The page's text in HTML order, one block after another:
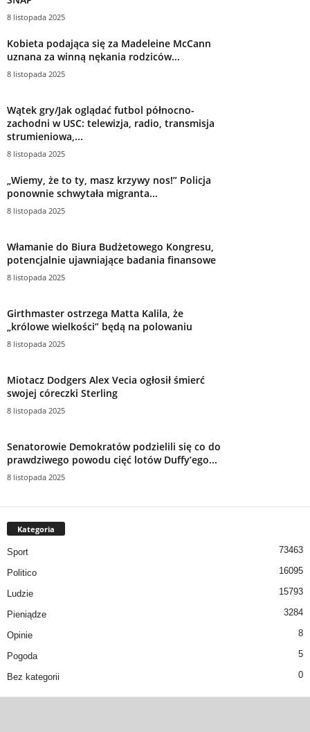
8 listopada 2025
Kobieta podająca się za Madeleine McCann
uznana za winną nękania rodziców...
8 listopada 2025
Wątek gry/Jak oglądać futbol północno-
zachodni w USC: telewizja, radio, transmisja
strumieniowa,...
8 listopada 2025
„Wiemy, że to ty, masz krzywy nos!” Policja
ponownie schwytała migranta...
8 listopada 2025
Włamanie do Biura Budżetowego Kongresu,
potencjalnie ujawniające badania finansowe
8 listopada 2025
Girthmaster ostrzega Matta Kalila, że ​​
„królowe wielkości” będą na polowaniu
8 listopada 2025
Miotacz Dodgers Alex Vecia ogłosił śmierć
swojej córeczki Sterling
8 listopada 2025
Senatorowie Demokratów podzielili się co do
prawdziwego powodu cięć lotów Duffy’ego...
8 listopada 2025
Kategoria
Sport 73463
Politico 16095
Ludzie 15793
Pieniądze 3284
Opinie 8
Pogoda 5
Bez kategorii 0